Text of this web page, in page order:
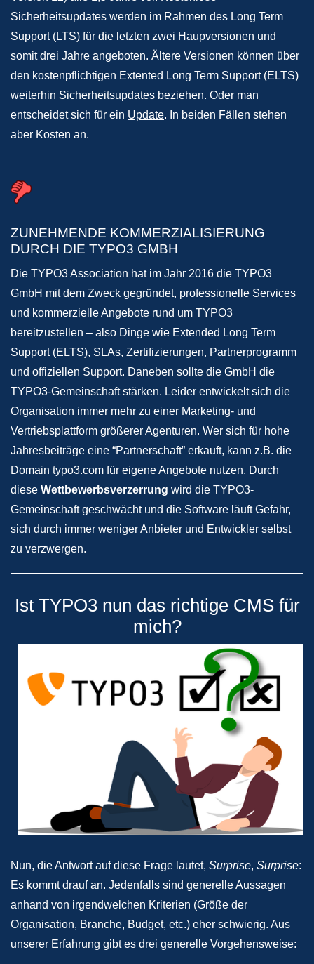
Sicherheitsupdates werden im Rahmen des Long Term
Support (LTS) für die letzten zwei Haupversionen und
somit drei Jahre angeboten. Ältere Versionen können über
den kostenpflichtigen Extented Long Term Support (ELTS)
weiterhin Sicherheitsupdates beziehen. Oder man
entscheidet sich für ein Update. In beiden Fällen stehen
aber Kosten an.
ZUNEHMENDE KOMMERZIALISIERUNG
DURCH DIE TYPO3 GMBH
Die TYPO3 Association hat im Jahr 2016 die TYPO3
GmbH mit dem Zweck gegründet, professionelle Services
und kommerzielle Angebote rund um TYPO3
bereitzustellen – also Dinge wie Extended Long Term
Support (ELTS), SLAs, Zertifizierungen, Partnerprogramm
und offiziellen Support. Daneben sollte die GmbH die
TYPO3-Gemeinschaft stärken. Leider entwickelt sich die
Organisation immer mehr zu einer Marketing- und
Vertriebsplattform größerer Agenturen. Wer sich für hohe
Jahresbeiträge eine “Partnerschaft” erkauft, kann z.B. die
Domain typo3.com für eigene Angebote nutzen. Durch
diese Wettbewerbsverzerrung wird die TYPO3-
Gemeinschaft geschwächt und die Software läuft Gefahr,
sich durch immer weniger Anbieter und Entwickler selbst
zu verzwergen.
Ist TYPO3 nun das richtige CMS für
mich?
Nun, die Antwort auf diese Frage lautet, Surprise, Surprise:
Es kommt drauf an. Jedenfalls sind generelle Aussagen
anhand von irgendwelchen Kriterien (Größe der
Organisation, Branche, Budget, etc.) eher schwierig. Aus
unserer Erfahrung gibt es drei generelle Vorgehensweise: